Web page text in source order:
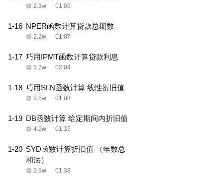
2.3w 01:09
1-16 NPER函数计算贷款总期数
2.2w 01:07
1-17 巧用IPMT函数计算贷款利息
3.7w 02:04
1-18 巧用SLN函数计算 线性折旧值
2.5w 01:08
1-19 DB函数计算 给定期间内折旧值
4.2w 01:35
1-20 SYD函数计算折旧值 （年数总
和法）
2.9w 01:38